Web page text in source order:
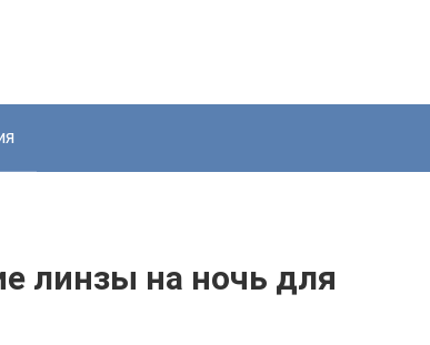
линзы на ночь для